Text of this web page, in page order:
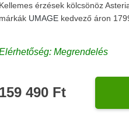
Kellemes érzések kölcsönöz
márkák UMAGE kedvező áron
Megrendelés
159 490 Ft